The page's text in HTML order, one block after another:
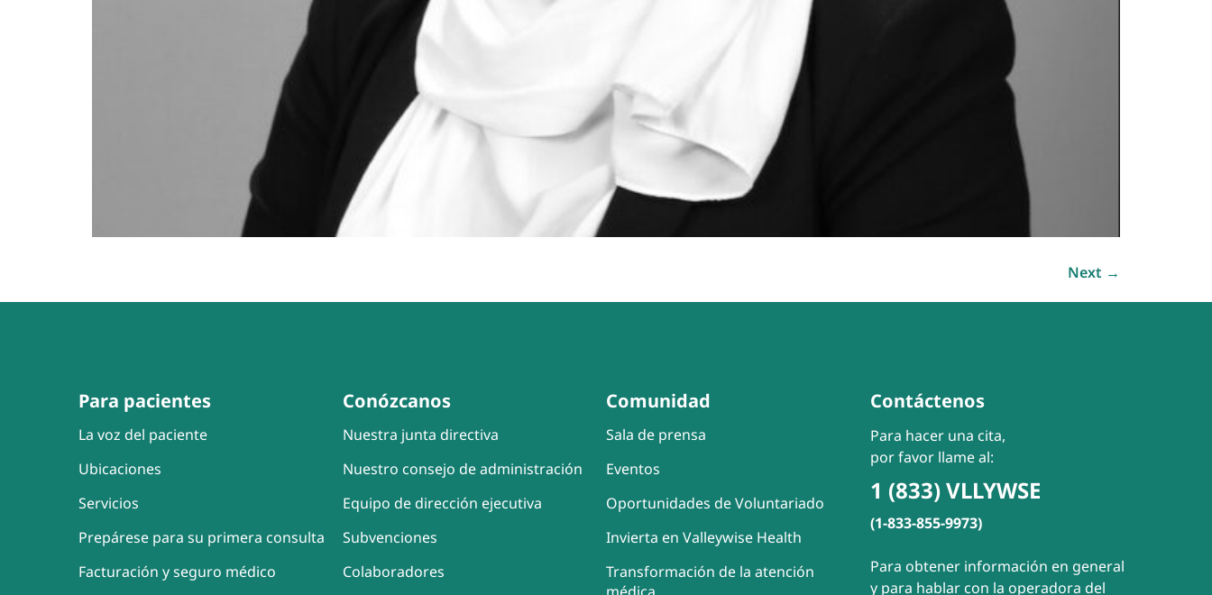
Next →
Para pacientes
La voz del paciente
Ubicaciones
Servicios
Prepárese para su primera consulta
Facturación y seguro médico
Conózcanos
Nuestra junta directiva
Nuestro consejo de administración
Equipo de dirección ejecutiva
Subvenciones
Colaboradores
Comunidad
Sala de prensa
Eventos
Oportunidades de Voluntariado
Invierta en Valleywise Health
Transformación de la atención
Contáctenos
Para hacer una cita,
por favor llame al:
1 (833) VLLYWSE
(1-833-855-9973)
Para obtener información en general
y para hablar con la operadora del